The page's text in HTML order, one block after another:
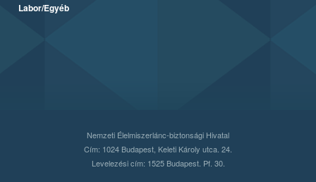
Labor/Egyéb
Nemzeti Élelmiszerlánc-biztonsági Hivatal
Cím: 1024 Budapest, Keleti Károly utca. 24.
Levelezési cím: 1525 Budapest. Pf. 30.